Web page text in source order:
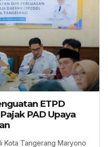
ETPD
PAD Upaya
Kota Tangerang Maryono